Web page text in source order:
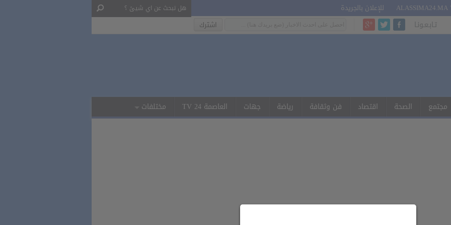
للإعلان بالجريدة
تـابـعـونـا
مجتمع الصحة اقتصاد فن وثقافة رياضة جهات العاصمة 24 TV مختلفات